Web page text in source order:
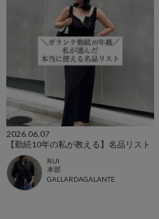
2026.06.07
【勤続10年の私が教える】名品リスト
RUI
本部
GALLARDAGALANTE